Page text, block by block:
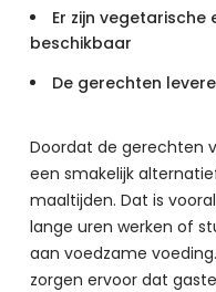
Er zijn
beschikbaar
De gerechten
Doordat de gerechten
een smakelijk
maaltijden. Dat is
lange uren werken of
aan voedzame
zorgen ervoor dat